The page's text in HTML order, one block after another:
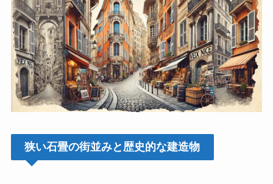
狭い石畳の街並みと歴史的な建造物